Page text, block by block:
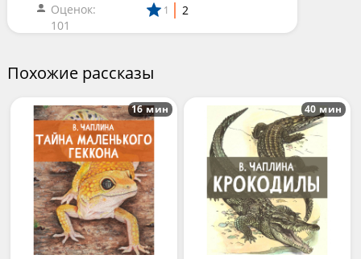
Оценок:
101
1 2
Похожие рассказы
16 мин 40 мин